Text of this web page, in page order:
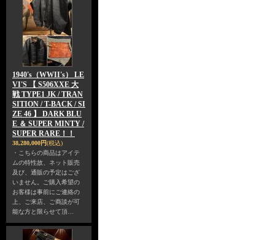
1940's（WWII's） LE
VI'S 【 S506XXE 大
戦 TYPE1 JK / TRAN
SITION / T-BACK / SI
ZE 46 】 DARK BLU
E ＆ SUPER MINTY /
SUPER RARE！！
38,280,000円(税込)
・こちらの商品はアイテ
ムの特性故、ネット販売
及び、通販の予定はござ
いません。ご購入希望の
お客様は事前にご連絡の
上、ご来店、ご商談が可
能な方と限らせて頂…